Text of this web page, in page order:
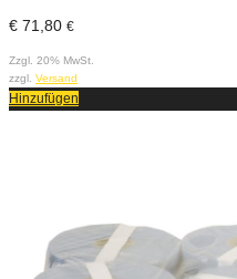
€ 71,80 €
Zzgl. 20% MwSt.
zzgl. Versand
Hinzufügen